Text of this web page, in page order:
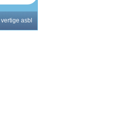
vertige asbl